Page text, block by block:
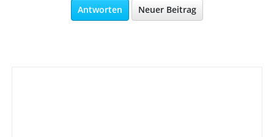
Antworten Neuer Beitrag